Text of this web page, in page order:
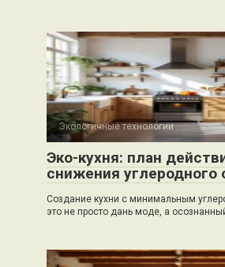
Экологичные технологии
Эко-кухня: план
снижения углеродного
Создание кухни с минимальным
это не просто дань моде, а